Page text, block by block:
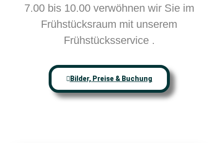
7.00 bis 10.00 verwöhnen wir Sie im
Frühstücksraum mit unserem
Frühstücksservice .
Bilder, Preise & Buchung